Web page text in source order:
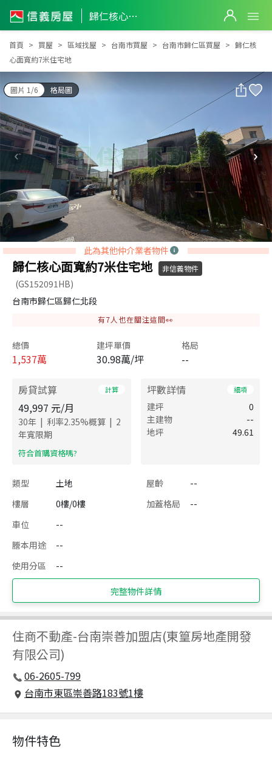
歸仁核心面寬約7米住宅地
歸仁核心面寬約7米住宅地
首頁 買屋 區域找屋 台南市買屋 台南市歸仁區買屋
歸仁核
心面寬約7米住宅地
圖片 1/6 格局圖
此為其他仲介業者物件
歸仁核心面寬約7米住宅地 非信義物件
(GS152091HB)
台南市歸仁區歸仁北段
有7人也在關注這間👀
總價
1,537萬
建坪單價
30.98萬/坪
格局
--
房貸試算 計算
49,997 元/月
30年 | 利率2.35%概算 | 2
年寬限期
​符合首購資格嗎?
坪數詳情 細項
建坪
0
主建物
--
地坪
49.61
類型 土地 屋齡
--
樓層
0樓/0樓 加蓋格局
--
車位
--
謄本用途
--
使用分區
--
完整物件詳情
住商不動產-台南崇善加盟店(東篁房地產開發
有限公司)
06-2605-799
台南市東區崇善路183號1樓
物件特色